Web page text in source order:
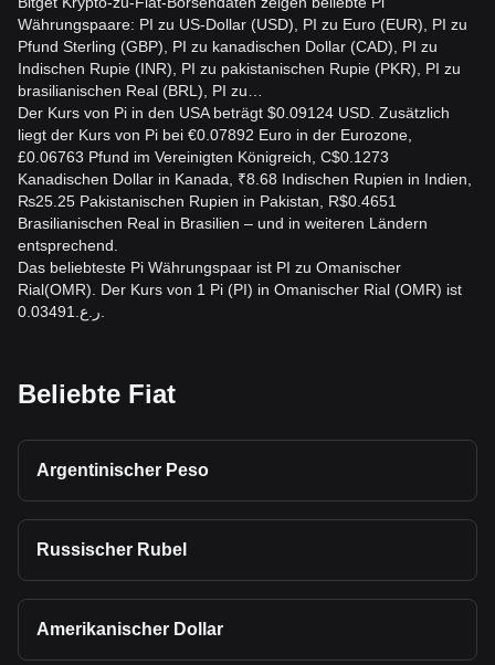
Währungspaare: PI zu US-Dollar (USD), PI zu Euro (EUR), PI zu
Pfund Sterling (GBP), PI zu kanadischen Dollar (CAD), PI zu
Indischen Rupie (INR), PI zu pakistanischen Rupie (PKR), PI zu
brasilianischen Real (BRL), PI zu…
Der Kurs von Pi in den USA beträgt $0.09124 USD. Zusätzlich
liegt der Kurs von Pi bei €0.07892 Euro in der Eurozone,
£0.06763 Pfund im Vereinigten Königreich, C$0.1273
Kanadischen Dollar in Kanada, ₹8.68 Indischen Rupien in Indien,
₨25.25 Pakistanischen Rupien in Pakistan, R$0.4651
Brasilianischen Real in Brasilien – und in weiteren Ländern
entsprechend.
Das beliebteste Pi Währungspaar ist PI zu Omanischer
Rial(OMR). Der Kurs von 1 Pi (PI) in Omanischer Rial (OMR) ist
Beliebte Fiat
Argentinischer Peso
Russischer Rubel
Amerikanischer Dollar